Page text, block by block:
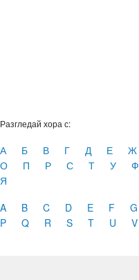
Разгледай хора с:
А Б В Г Д Е Ж
О
П Р С Т У Ф
Я
A
B C D E F G
P
Q R S T U V